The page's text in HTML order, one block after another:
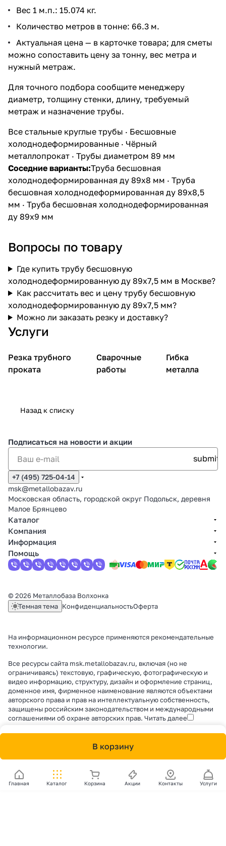
Вес 1 м.п.: 15.074 кг.
Количество метров в тонне: 66.3 м.
Актуальная цена — в карточке товара; для сметы
можно сопоставить цену за тонну, вес метра и
нужный метраж.
Для точного подбора сообщите менеджеру
диаметр, толщину стенки, длину, требуемый
метраж и назначение трубы.
Все стальные круглые трубы · Бесшовные
холоднодеформированные · Чёрный
металлопрокат · Трубы диаметром 89 мм
Соседние варианты:Труба бесшовная
холоднодеформированная ду 89х8 мм · Труба
бесшовная холоднодеформированная ду 89х8,5
мм · Труба бесшовная холоднодеформированная
ду 89х9 мм
Вопросы по товару
Где купить трубу бесшовную
холоднодеформированную ду 89х7,5 мм в Москве?
Как рассчитать вес и цену трубу бесшовную
холоднодеформированную ду 89х7,5 мм?
Можно ли заказать резку и доставку?
Услуги
Резка трубного
проката
Сварочные
работы
Гибка
металла
Назад к списку
В корзину
Главная Каталог Корзина Акции Контакты Услуги
Подписаться на новости и акции
+7 (495) 725-04-14
msk@metallobazav.ru
Московская область, городской округ Подольск, деревня
Малое Брянцево
Каталог
Компания
Информация
Помощь
© 2026 Металлобаза Волхонка
Темная тема КонфиденциальностьОферта
На информационном ресурсе применяются рекомендательные
технологии.
Все ресурсы сайта msk.metallobazav.ru, включая (но не
ограничиваясь) текстовую, графическую, фотографическую и
видео информацию, структуру, дизайн и оформление страниц,
доменное имя, фирменное наименование являются объектами
авторского права и прав на интеллектуальную собственность,
защищены российским законодательством и международными
соглашениями об охране авторских прав. Читать далее